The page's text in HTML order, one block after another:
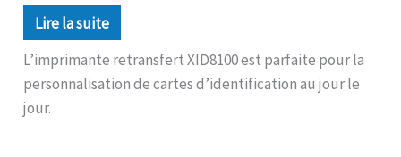
Lire la suite
L’imprimante retransfert XID8100 est parfaite pour la
personnalisation de cartes d’identification au jour le
jour.